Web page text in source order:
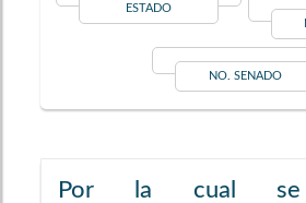
ESTADO
NO. SENADO
Por la cual se